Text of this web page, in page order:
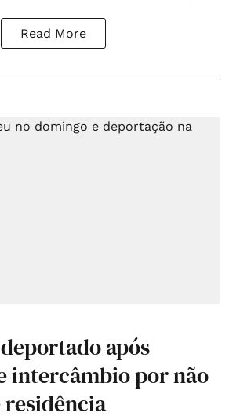
Read More
após
intercâmbio por não